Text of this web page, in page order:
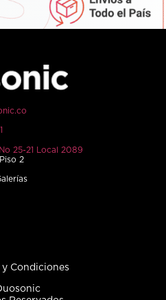
25-21 Local 2089
2
y Condiciones